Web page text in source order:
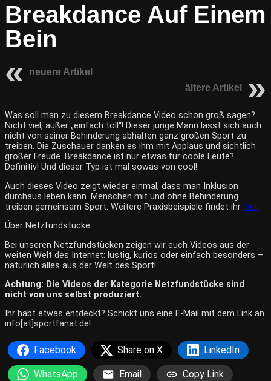
Breakdance Auf Einem
Bein
neuere Artikel
ältere Artikel
Was soll man zu diesem Breakdance Video schon groß sagen?
Nicht viel, außer „einfach toll“! Dieser junge Mann lässt sich auch
nicht von seiner Behinderung abhalten ganz großen Sport zu
treiben. Die Zuschauer danken es ihm mit Applaus und sichtlich
großer Freude. Breakdance ist nur etwas für coole Leute?
Definitiv! Und dieser Typ ist mal sowas von cool!
Auch dieses Video zeigt wieder einmal, dass man Inklusion
durchaus leben kann. Menschen mit und ohne Behinderung
treiben gemeinsam Sport. Weitere Praxisbeispiele findet ihr hier.
Über Netzfundstücke:
Bei unseren Netzfundstücken zeigen wir euch Videos aus der
weiten Welt des Internet: lustig, kurios oder einfach besonders –
natürlich alles aus der Welt des Sport!
Achtung: Die Videos der Kategorie Netzfundstücke sind
nicht von uns selbst produziert.
Ihr habt etwas entdeckt? Schickt uns eine E-Mail mit dem Link an
info[at]sportfanat.de!
Facebook Share on X LinkedIn
WhatsApp Email Copy Link